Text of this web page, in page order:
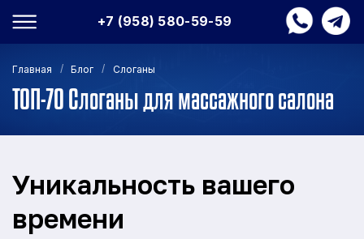
+7 (958) 580-59-59
Главная / Блог / Слоганы
ТОП-70 Слоганы для массажного салона
Уникальность вашего
времени